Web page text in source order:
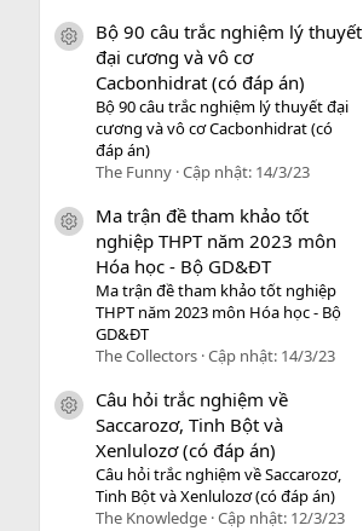
icon tài liệu
Bộ 90 câu trắc nghiệm lý thuyết
đại cương và vô cơ
Cacbonhidrat (có đáp án)
Bộ 90 câu trắc nghiệm lý thuyết đại
cương và vô cơ Cacbonhidrat (có
đáp án)
The Funny Cập nhật: 14/3/23
icon tài liệu
Ma trận đề tham khảo tốt
nghiệp THPT năm 2023 môn
Hóa học - Bộ GD&ĐT
Ma trận đề tham khảo tốt nghiệp
THPT năm 2023 môn Hóa học - Bộ
GD&ĐT
The Collectors Cập nhật: 14/3/23
icon tài liệu
Câu hỏi trắc nghiệm về
Saccarozơ, Tinh Bột và
Xenlulozơ (có đáp án)
Câu hỏi trắc nghiệm về Saccarozơ,
Tinh Bột và Xenlulozơ (có đáp án)
The Knowledge Cập nhật: 12/3/23